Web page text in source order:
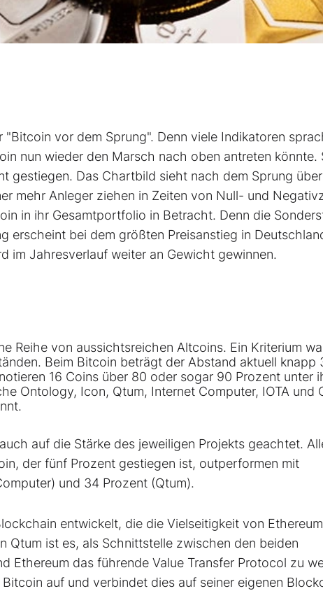
vor dem Sprung". Denn viele Indikatoren
nun wieder den Marsch nach oben antreten könnte.
gestiegen. Das Chartbild sieht nach dem Sprung
mehr Anleger ziehen in Zeiten von Null- und
in ihr Gesamtportfolio in Betracht. Denn die
erscheint bei dem größten Preisanstieg in
im Jahresverlauf weiter an Gewicht gewinnen.
Reihe von aussichtsreichen Altcoins. Ein Kriterium
Beim Bitcoin beträgt der Abstand aktuell knapp
16 Coins über 80 oder sogar 90 Prozent unter
Ontology, Icon, Qtum, Internet Computer, IOTA und
auf die Stärke des jeweiligen Projekts geachtet.
der fünf Prozent gestiegen ist, outperformen mit
und 34 Prozent (Qtum).
entwickelt, die die Vielseitigkeit von
Qtum ist es, als Schnittstelle zwischen den beiden
Ethereum das führende Value Transfer Protocol zu
auf und verbindet dies auf seiner eigenen